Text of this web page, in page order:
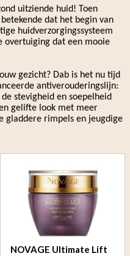
uitziende huid! Toen
dat het begin van
huidverzorgingssysteem
overtuiging dat een mooie
gezicht? Dab is het nu tijd
antiverouderingslijn:
stevigheid en soepelheid
gelifte look met meer
gladdere rimpels en jeugdige
NOVAGE Ultimate Lift